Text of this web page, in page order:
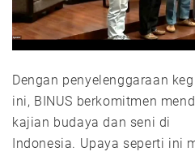
Dengan penyelenggaraan
ini, BINUS berkomitmen
kajian budaya dan seni di
Indonesia. Upaya seperti ini